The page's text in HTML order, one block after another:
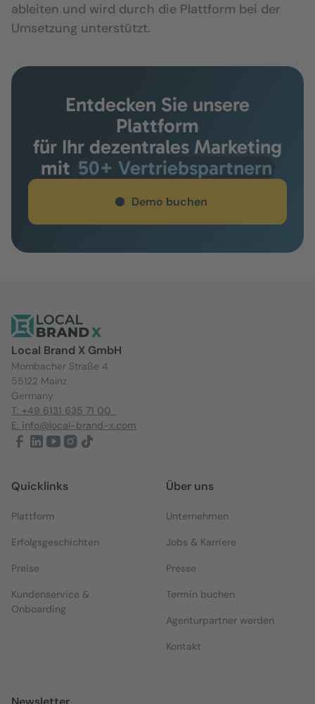
ableiten und wird durch die Plattform bei der
Umsetzung unterstützt.
Entdecken Sie unsere
Plattform
für Ihr dezentrales Marketing
mit 50+ Vertriebspartnern
Demo buchen
Local Brand X GmbH
Mombacher Straße 4
55122 Mainz
Germany
T: +49 6131 635 71 00
E: info@local-brand-x.com
Quicklinks
Plattform
Erfolgsgeschichten
Preise
Kundenservice &
Onboarding
Über uns
Unternehmen
Jobs & Karriere
Presse
Termin buchen
Agenturpartner werden
Kontakt